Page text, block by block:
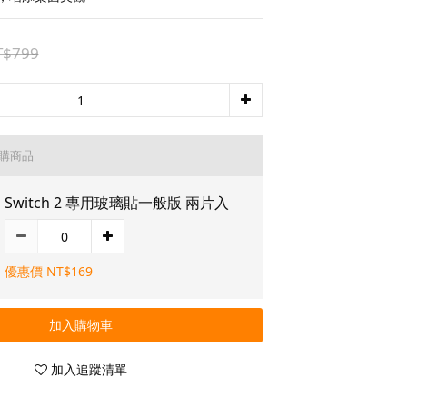
商品
Switch 2 專用玻璃貼一般版 兩片入
優惠價 NT$169
加入購物車
加入追蹤清單